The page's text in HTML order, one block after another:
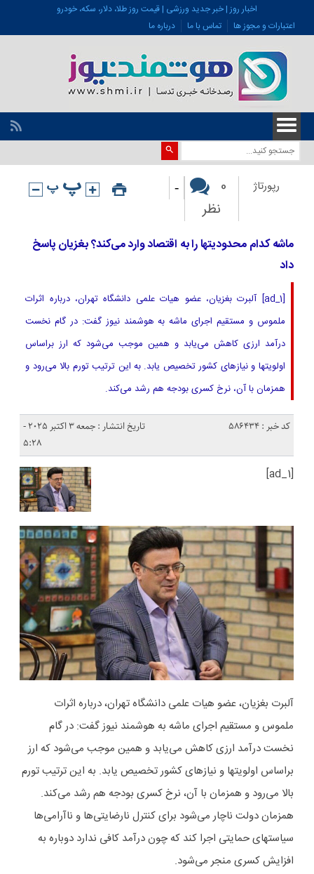
اخبار روز | خبر جدید ورزشی | قیمت روز طلا، دلار، سکه، خودرو
اعتبارات و مجوز ها
تماس با ما درباره ما
رپورتاژ
0
نظر
-
ماشه کدام محدودیتها را به اقتصاد وارد می‌کند؟ بغزیان پاسخ
داد
[ad_1] آلبرت بغزیان، عضو هیات علمی دانشگاه تهران، درباره اثرات
ملموس و مستقیم اجرای ماشه به هوشمند نیوز گفت: در گام نخست
درآمد ارزی کاهش می‌یابد و همین موجب می‌شود که ارز براساس
اولویتها و نیازهای کشور تخصیص یابد. به این ترتیب تورم بالا می‌رود و
همزمان با آن، نرخ کسری بودجه هم رشد می‌کند.
کد خبر : 586434
تاریخ انتشار : جمعه 3 اکتبر 2025 -
5:28
[ad_1]
آلبرت بغزیان، عضو هیات علمی دانشگاه تهران، درباره اثرات
ملموس و مستقیم اجرای ماشه به هوشمند نیوز گفت: در گام
نخست درآمد ارزی کاهش می‌یابد و همین موجب می‌شود که ارز
براساس اولویتها و نیازهای کشور تخصیص یابد. به این ترتیب تورم
بالا می‌رود و همزمان با آن، نرخ کسری بودجه هم رشد می‌کند.
همزمان دولت ناچار می‌شود برای کنترل نارضایتی‌ها و ناآرامی‌ها
سیاستهای حمایتی اجرا کند که چون درآمد کافی ندارد دوباره به
افزایش کسری منجر می‌شود.